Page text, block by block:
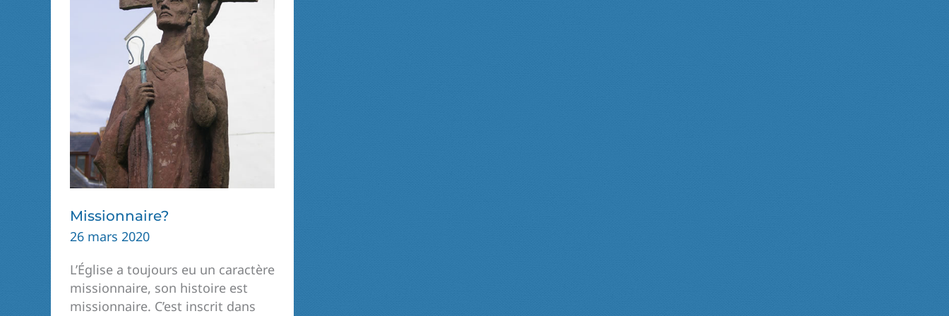
Missionnaire?
26 mars 2020
L’Église a toujours eu un caractère
missionnaire, son histoire est
missionnaire. C’est inscrit dans